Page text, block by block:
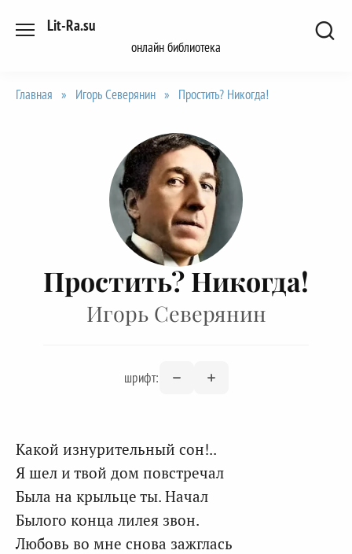
Lit-Ra.su
онлайн библиотека
Главная » Игорь Северянин » Простить? Никогда!
Простить? Никогда!
Игорь Северянин
шрифт:
Какой изнурительный сон!..
Я шел и твой дом повстречал
Была на крыльце ты. Начал
Былого конца лилея звон.
Любовь во мне снова зажглась